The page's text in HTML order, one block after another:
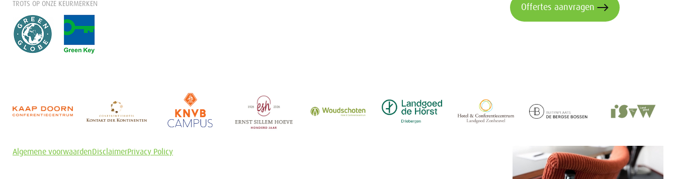
TROTS OP ONZE KEURMERKEN Offertes aanvragen
Algemene voorwaardenDisclaimerPrivacy Policy